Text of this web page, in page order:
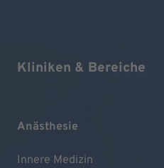
Kliniken & Bereiche
Anästhesie
Innere Medizin